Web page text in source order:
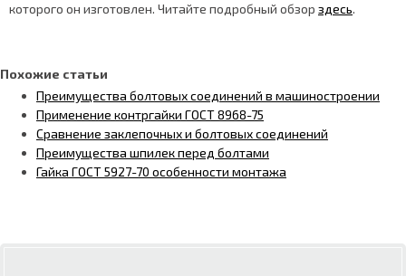
которого он изготовлен. Читайте подробный обзор здесь.
Похожие статьи
Преимущества болтовых соединений в машиностроении
Применение контргайки ГОСТ 8968-75
Сравнение заклепочных и болтовых соединений
Преимущества шпилек перед болтами
Гайка ГОСТ 5927-70 особенности монтажа